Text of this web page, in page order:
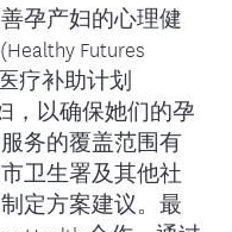
孕产妇的心理健
Futures
疗补助计划
，以确保她们的孕
务的覆盖范围有
卫生署及其他社
定方案建议。最